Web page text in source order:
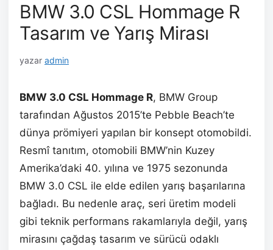
BMW 3.0 CSL Hommage R
Tasarım ve Yarış Mirası
yazar admin
BMW 3.0 CSL Hommage R, BMW Group
tarafından Ağustos 2015’te Pebble Beach’te
dünya prömiyeri yapılan bir konsept otomobildi.
Resmî tanıtım, otomobili BMW’nin Kuzey
Amerika’daki 40. yılına ve 1975 sezonunda
BMW 3.0 CSL ile elde edilen yarış başarılarına
bağladı. Bu nedenle araç, seri üretim modeli
gibi teknik performans rakamlarıyla değil, yarış
mirasını çağdaş tasarım ve sürücü odaklı